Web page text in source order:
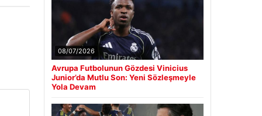
08/07/2026
Avrupa Futbolunun Gözdesi Vinicius
Junior’da Mutlu Son: Yeni Sözleşmeyle
Yola Devam